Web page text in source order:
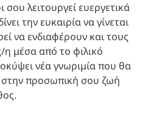
λειτουργεί ευεργετικά
την ευκαιρία να γίνεται
να ενδιαφέρουν και τους
η μέσα από το φιλικό
νέα γνωριμία που θα
στην προσωπική σου ζωή